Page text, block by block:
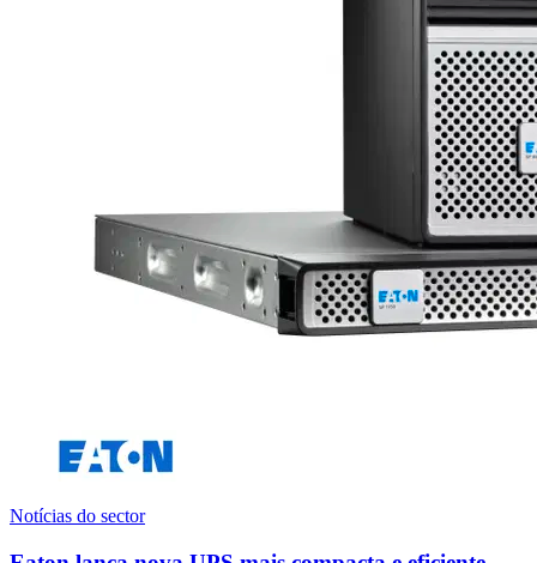
Notícias do sector